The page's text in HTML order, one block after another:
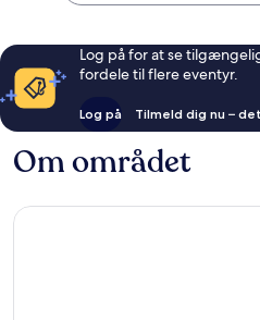
Log på for at se
fordele til flere eventyr.
Log på Tilmeld dig nu –
Om området